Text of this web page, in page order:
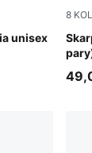
unisex
8